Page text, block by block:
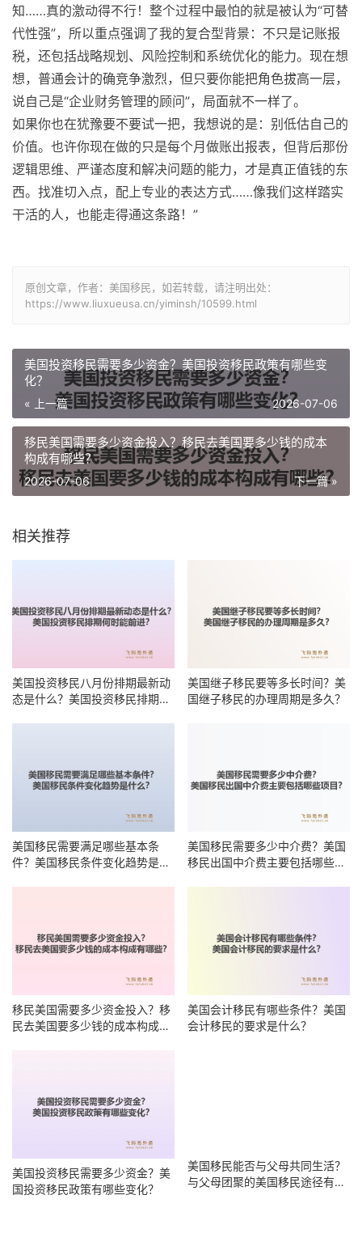
知……真的激动得不行！整个过程中最怕的就是被认为“可替
代性强”，所以重点强调了我的复合型背景：不只是记账报
税，还包括战略规划、风险控制和系统优化的能力。现在想
想，普通会计的确竞争激烈，但只要你能把角色拔高一层，
说自己是“企业财务管理的顾问”，局面就不一样了。
如果你也在犹豫要不要试一把，我想说的是：别低估自己的
价值。也许你现在做的只是每个月做账出报表，但背后那份
逻辑思维、严谨态度和解决问题的能力，才是真正值钱的东
西。找准切入点，配上专业的表达方式……像我们这样踏实
干活的人，也能走得通这条路！”
原创文章，作者：美国移民，如若转载，请注明出处：
https://www.liuxueusa.cn/yiminsh/10599.html
美国投资移民需要多少资金？美国投资移民政策有哪些变
化？
« 上一篇 2026-07-06
移民美国需要多少资金投入？移民去美国要多少钱的成本
构成有哪些？
下一篇 »
2026-07-06
相关推荐
美国投资移民八月份排期最新动
态是什么？美国投资移民排期何
美国继子移民要等多长时间？美
国继子移民的办理周期是多久？
美国移民需要满足哪些基本条
件？美国移民条件变化趋势是什
美国移民需要多少中介费？美国
移民出国中介费主要包括哪些项
移民美国需要多少资金投入？移
民去美国要多少钱的成本构成有
美国会计移民有哪些条件？美国
会计移民的要求是什么？
美国投资移民需要多少资金？美
国投资移民政策有哪些变化？
美国移民能否与父母共同生活？
与父母团聚的美国移民途径有哪